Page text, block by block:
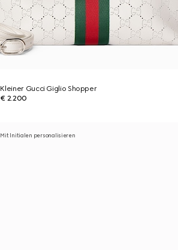
Kleiner Gucci Giglio Shopper
€ 2.200
Mit Initialen personalisieren